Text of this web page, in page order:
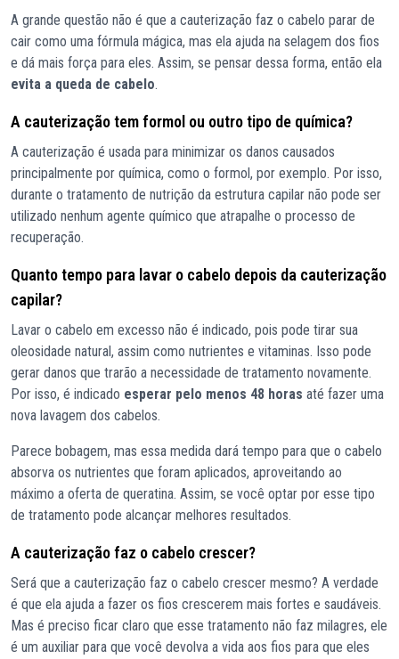
A grande questão não é que a cauterização faz o cabelo parar de
cair como uma fórmula mágica, mas ela ajuda na selagem dos fios
e dá mais força para eles. Assim, se pensar dessa forma, então ela
evita a queda de cabelo.
A cauterização tem formol ou outro tipo de química?
A cauterização é usada para minimizar os danos causados
principalmente por química, como o formol, por exemplo. Por isso,
durante o tratamento de nutrição da estrutura capilar não pode ser
utilizado nenhum agente químico que atrapalhe o processo de
recuperação.
Quanto tempo para lavar o cabelo depois da cauterização
capilar?
Lavar o cabelo em excesso não é indicado, pois pode tirar sua
oleosidade natural, assim como nutrientes e vitaminas. Isso pode
gerar danos que trarão a necessidade de tratamento novamente.
Por isso, é indicado esperar pelo menos 48 horas até fazer uma
nova lavagem dos cabelos.
Parece bobagem, mas essa medida dará tempo para que o cabelo
absorva os nutrientes que foram aplicados, aproveitando ao
máximo a oferta de queratina. Assim, se você optar por esse tipo
de tratamento pode alcançar melhores resultados.
A cauterização faz o cabelo crescer?
Será que a cauterização faz o cabelo crescer mesmo? A verdade
é que ela ajuda a fazer os fios crescerem mais fortes e saudáveis.
Mas é preciso ficar claro que esse tratamento não faz milagres, ele
é um auxiliar para que você devolva a vida aos fios para que eles